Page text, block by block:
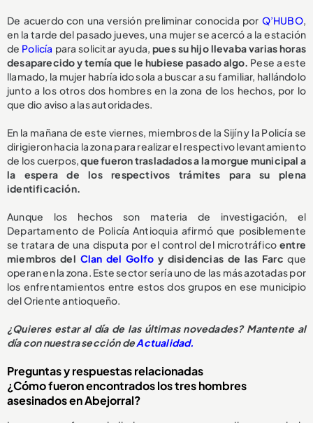
De acuerdo con una versión preliminar conocida por Q’HUBO,
en la tarde del pasado jueves, una mujer se acercó a la estación
de Policía para solicitar ayuda, pues su hijo llevaba varias horas
desaparecido y temía que le hubiese pasado algo. Pese a este
llamado, la mujer habría ido sola a buscar a su familiar, hallándolo
junto a los otros dos hombres en la zona de los hechos, por lo
que dio aviso a las autoridades.
En la mañana de este viernes, miembros de la Sijín y la Policía se
dirigieron hacia la zona para realizar el respectivo levantamiento
de los cuerpos,que fueron trasladados a la morgue municipal a
la espera de los respectivos trámites para su plena
identificación.
Aunque los hechos son materia de investigación, el
Departamento de Policía Antioquia afirmó que posiblemente
se tratara de una disputa por el control del microtráfico entre
miembros del Clan del Golfo y disidencias de las Farcque
operan en la zona. Este sector sería uno de las más azotadas por
los enfrentamientos entre estos dos grupos en ese municipio
del Oriente antioqueño.
¿Quieres estar al día de las últimas novedades? Mantente al
día con nuestra sección deActualidad.
Preguntas y respuestas relacionadas
¿Cómo fueron encontrados los tres hombres
asesinados en Abejorral?